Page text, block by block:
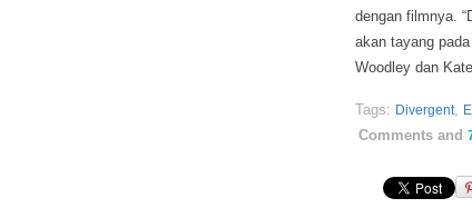
dengan filmnya.
akan tayang
Woodley dan
Tags: Divergent,
Comments and